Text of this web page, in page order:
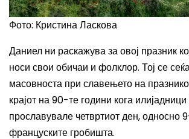
Фото: Кристина Ласкова
Даниел ни раскажува за овој празник
носи свои обичаи и фолклор. Тој се
масовноста при славењето на
крајот на 90-те години кога
прославувале четвртиот ден, односно
француските гробишта.